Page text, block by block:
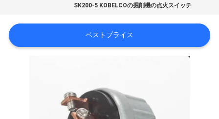
行
SK200-5 KOBELCOの掘削機の点火スイッチ
ベストプライス